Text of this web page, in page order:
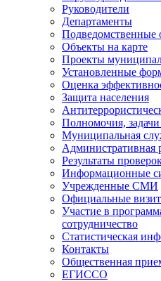
Руководители
Департаменты
Подведомственные
Объекты на карте
Проекты
Установленные
Оценка
Защита населения
Полномочия,
Муниципальная
Административная
Результаты
Информационные
Учрежденные СМИ
Официальные
Участие в
сотрудничество
Статистическая
Контакты
Общественная
ЕГИССО